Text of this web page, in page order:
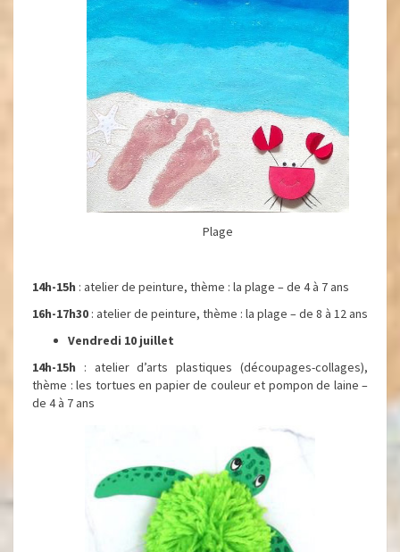
Plage
14h-15h : atelier de peinture, thème : la plage – de 4 à 7 ans
16h-17h30 : atelier de peinture, thème : la plage – de 8 à 12 ans
Vendredi 10 juillet
14h-15h : atelier d’arts plastiques (découpages-collages),
thème : les tortues en papier de couleur et pompon de laine –
de 4 à 7 ans